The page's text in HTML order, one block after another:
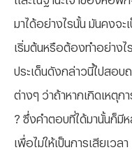
มาได้อย่างไรนั้น มันคงจะ
เริ่มต้นหรือต้องทำอย่างไ
ประเด็นดังกล่าวนี้ไปสอบ
ต่างๆ ว่าถ้าหากเกิดเหตุก
? ซึ่งคำตอบที่ได้มานั้นก็มี
เพื่อไม่ให้เป็นการเสียเวล